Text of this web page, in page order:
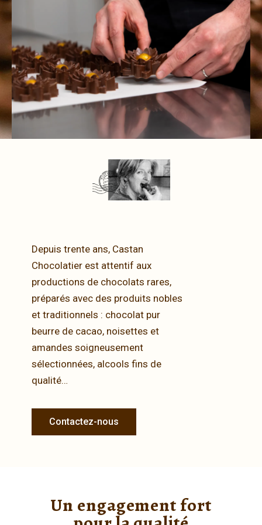
Depuis trente ans, Castan
Chocolatier est attentif aux
productions de chocolats rares,
préparés avec des produits nobles
et traditionnels : chocolat pur
beurre de cacao, noisettes et
amandes soigneusement
sélectionnées, alcools fins de
qualité…
Contactez-nous
Un engagement fort